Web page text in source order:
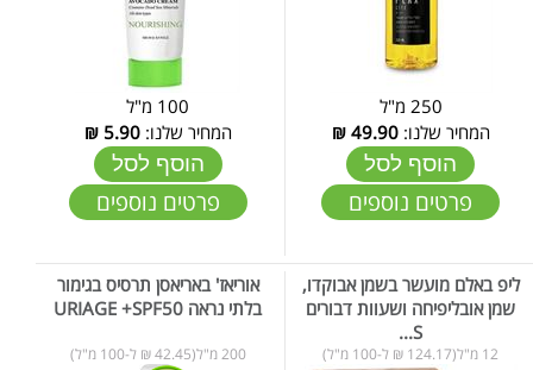
250 מ"ל
המחיר שלנו:49.90
₪
הוסף לסל
פרטים נוספים
100 מ"ל
המחיר שלנו:5.90
₪
הוסף לסל
פרטים נוספים
ליפ באלם מועשר בשמן אבוקדו,
שמן אובליפיחה ושעוות דבורים
S...
12 מ"ל(124.17 ₪ ל-100 מ"ל)
אוריאז' באריאסן תרסיס בגימור
בלתי נראה URIAGE +SPF50
200 מ"ל(42.45 ₪ ל-100 מ"ל)